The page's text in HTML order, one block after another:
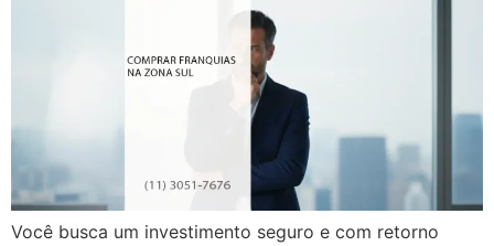
Você busca um investimento seguro e com retorno